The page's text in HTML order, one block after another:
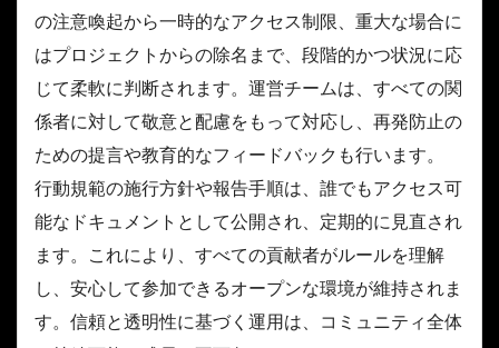
の注意喚起から一時的なアクセス制限、重大な場合に
はプロジェクトからの除名まで、段階的かつ状況に応
じて柔軟に判断されます。運営チームは、すべての関
係者に対して敬意と配慮をもって対応し、再発防止の
ための提言や教育的なフィードバックも行います。
行動規範の施行方針や報告手順は、誰でもアクセス可
能なドキュメントとして公開され、定期的に見直され
ます。これにより、すべての貢献者がルールを理解
し、安心して参加できるオープンな環境が維持されま
す。信頼と透明性に基づく運用は、コミュニティ全体